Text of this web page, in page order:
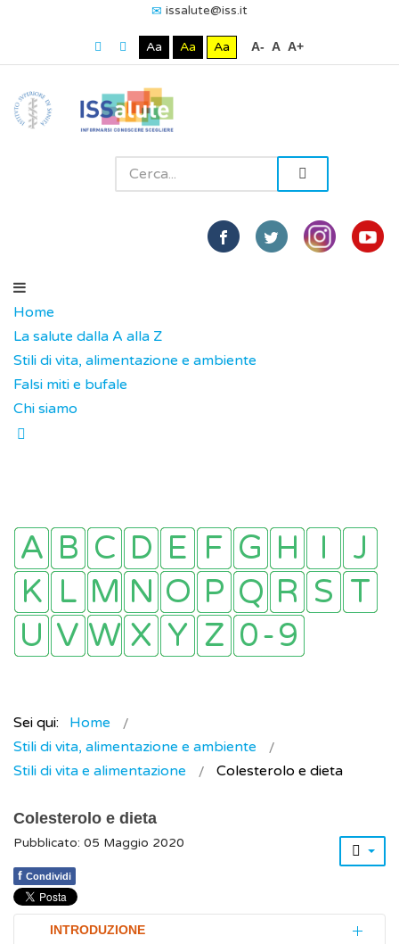
issalute@iss.it
Aa Aa Aa A- A A+
Home
La salute dalla A alla Z
Stili di vita, alimentazione e ambiente
Falsi miti e bufale
Chi siamo
Sei qui:
Home
Stili di vita, alimentazione e ambiente
Stili di vita e alimentazione
Colesterolo e dieta
Colesterolo e dieta
Pubblicato: 05 Maggio 2020
f Condividi
INTRODUZIONE